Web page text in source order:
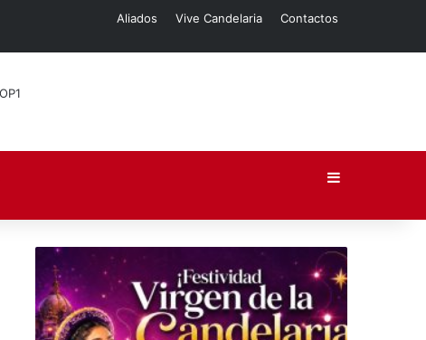
Aliados Vive Candelaria Contactos